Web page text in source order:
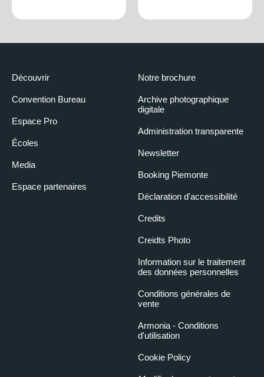
Découvrir
Convention Bureau
Espace Pro
Écoles
Media
Espace partenaires
Notre brochure
Archive photographique
digitale
Administration transparente
Newsletter
Booking Piemonte
Déclaration d'accessibilité
Credits
Creidts Photo
Information sur le traitement
des données personnelles
Conditions générales de
vente
Armonia - Conditions
d'utilisation
Cookie Policy